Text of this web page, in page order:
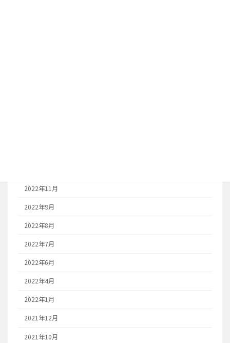
2022年11月
2022年9月
2022年8月
2022年7月
2022年6月
2022年4月
2022年1月
2021年12月
2021年10月